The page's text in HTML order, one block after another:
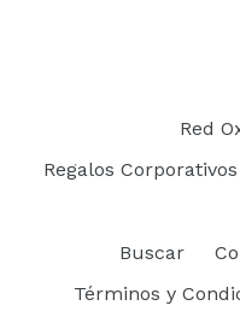
Red
Regalos
Buscar
Términos y